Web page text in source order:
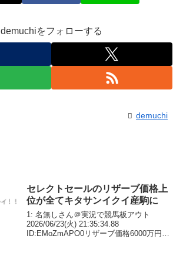
demuchiをフォローする
demuchi
セレクトセールのリザーブ価格上
位が全てキタサンイクイ産駒に
1: 名無しさん＠実況で競馬板アウト
2026/06/23(火) 21:35:34.88
ID:EMoZmAPO0リザーブ価格6000万円以